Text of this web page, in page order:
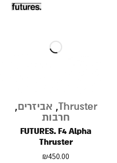
Thruster
, אביזרים,
חרבות
FUTURES. F4 Alpha
Thruster
₪450.00